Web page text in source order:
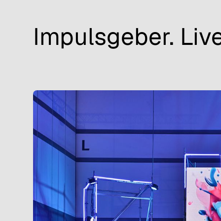
Impulsgeber.